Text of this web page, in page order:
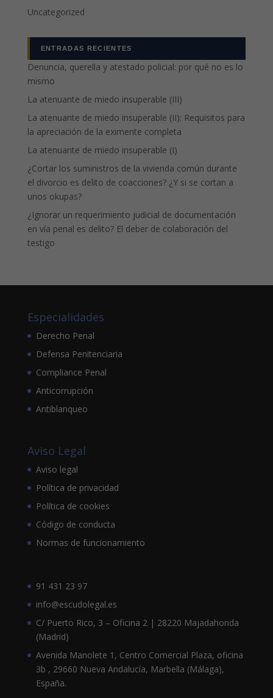
Uncategorized
ENTRADAS RECIENTES
Denuncia, querella y atestado policial: por qué no es lo
mismo
La atenuante de miedo insuperable (III)
La atenuante de miedo insuperable (II): Requisitos para
la apreciación de la eximente completa
La atenuante de miedo insuperable (I)
¿Cortar los suministros de la vivienda común durante
el divorcio es delito de coacciones? ¿Y si se cortan a
unos okupas?
¿Ignorar un requerimiento judicial de documentación
en vía penal es delito? El deber de colaboración del
testigo
Especialidades
Derecho Penal
Defensa Penitenciaria
Compliance Penal
Anticorrupción
Antiblanqueo
Aviso Legal
Aviso legal
Política de privacidad
Política de cookies
Código de conducta
Normas de funcionamiento
91 431 23 97
info@escudolegal.es
C/ Puerto Rico, 3 – Oficina 2 | 28220 Majadahonda
(Madrid)
Avenida Manolete 1, Centro Comercial Plaza, oficina
3b , 29660 Nueva Andalucía, Marbella (Málaga),
España.